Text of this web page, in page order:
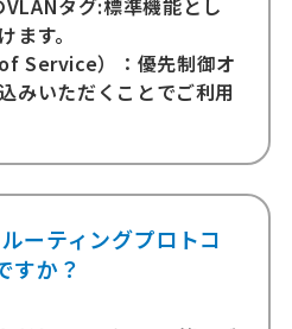
VLANタグ:標準機能とし
ます。
Service）：優先制御オ
みいただくことでご利用
ーティングプロトコ
すか？